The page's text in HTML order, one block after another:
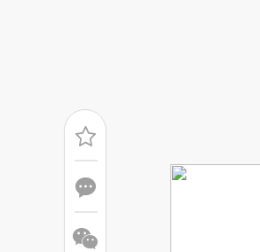
三角热点城市
让金降幅前十